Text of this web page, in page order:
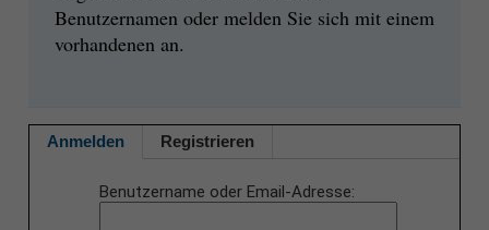
Benutzernamen oder melden Sie sich mit einem
vorhandenen an.
Anmelden Registrieren
Benutzername oder Email-Adresse